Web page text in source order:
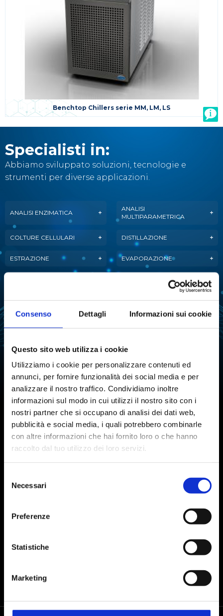
Consenso Dettagli Informazioni sui cookie
Questo sito web utilizza i cookie
Utilizziamo i cookie per personalizzare contenuti ed
annunci, per fornire funzionalità dei social media e per
analizzare il nostro traffico. Condividiamo inoltre
informazioni sul modo in cui utilizzi il nostro sito con i
nostri partner che si occupano di analisi dei dati web,
pubblicità e social media, i quali potrebbero combinarle
con altre informazioni che hai fornito loro o che hanno
raccolto dal tuo utilizzo dei loro servizi.
delNecessari
Preferenze
Statistiche
Marketing
Benchtop Chillers serie MM, LM, LS
Specialisti in:
Abbiamo sviluppato soluzioni, tecnologie e
strumenti per diverse applicazioni.
ANALISI ENZIMATICA
ANALISI
MULTIPARAMETRICA
COLTURE CELLULARI DISTILLAZIONE
ESTRAZIONE EVAPORAZIONE
LIOFILIZZAZIONE
PURIFICAZIONE
ANALISI ATTIVITÀ
TITOLAZIONE
Iscriviti alla Newsletter
Presto il consenso al trattamento dei dati personali dopo aver preso